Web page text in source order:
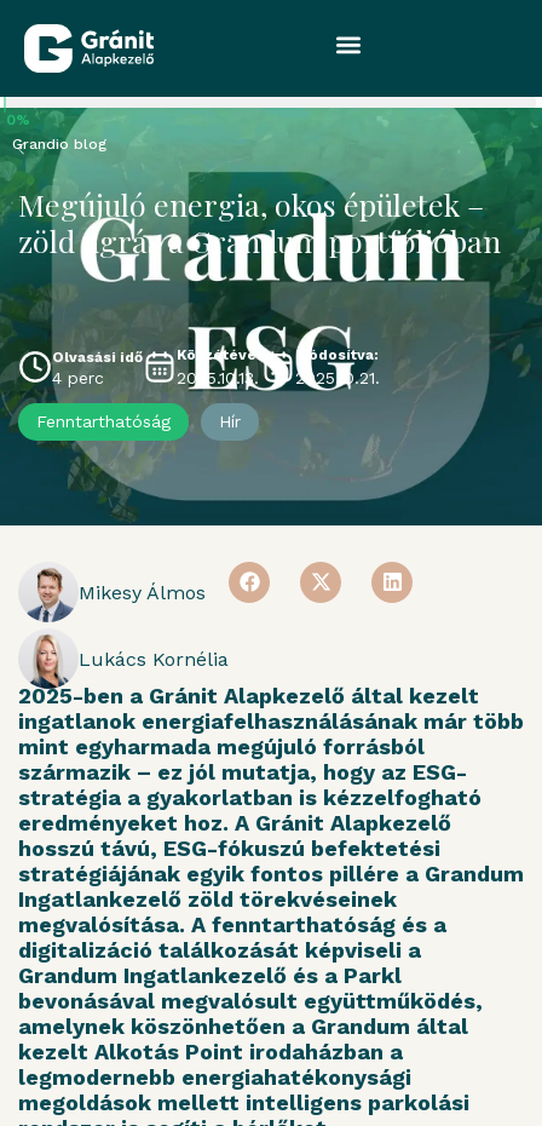
Grandio blog
Megújuló energia, okos épületek –
zöld ugrás a Grandum portfólióban
Olvasási idő
4 perc
Közzétéve:
2025.10.13.
Módosítva:
2025.10.21.
Fenntarthatóság Hír
Mikesy Álmos
Lukács Kornélia
2025-ben a Gránit Alapkezelő által kezelt
ingatlanok energiafelhasználásának már több
mint egyharmada megújuló forrásból
származik – ez jól mutatja, hogy az ESG-
stratégia a gyakorlatban is kézzelfogható
eredményeket hoz. A Gránit Alapkezelő
hosszú távú, ESG-fókuszú befektetési
stratégiájának egyik fontos pillére a Grandum
Ingatlankezelő zöld törekvéseinek
megvalósítása. A fenntarthatóság és a
digitalizáció találkozását képviseli a
Grandum Ingatlankezelő és a Parkl
bevonásával megvalósult együttműködés,
amelynek köszönhetően a Grandum által
kezelt Alkotás Point irodaházban a
legmodernebb energiahatékonysági
megoldások mellett intelligens parkolási
0%